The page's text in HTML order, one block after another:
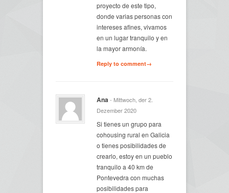
proyecto de este tipo,
donde varias personas con
intereses afines, vivamos
en un lugar tranquilo y en
la mayor armonía.
Reply to comment→
Ana- Mittwoch, der 2.
Dezember 2020
Si tienes un grupo para
cohousing rural en Galicia
o tienes posibilidades de
crearlo, estoy en un pueblo
tranquilo a 40 km de
Pontevedra con muchas
posibilidades para